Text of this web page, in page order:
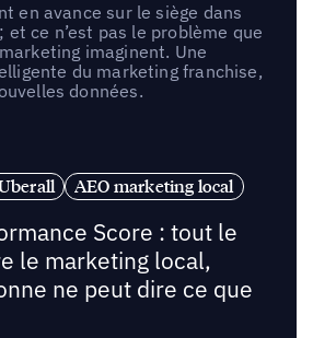
en avance sur le siège dans
et ce n’est pas le problème que
imaginent. Une
du marketing franchise,
données.
AEO marketing local
Score : tout le
le marketing local,
ne peut dire ce que